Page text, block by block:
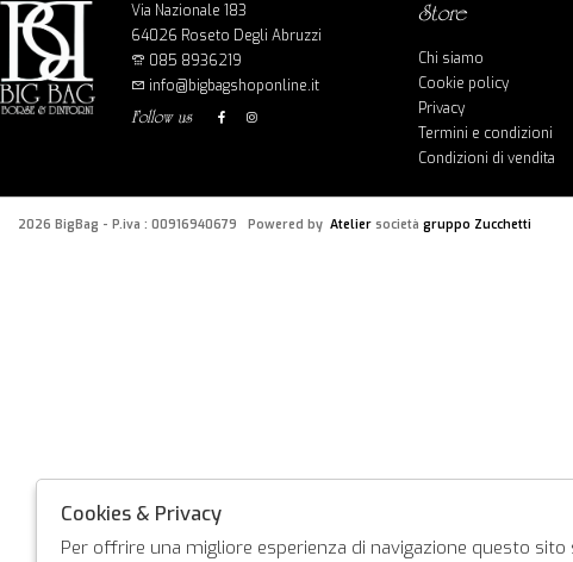
Via Nazionale 183
64026 Roseto Degli Abruzzi
085 8936219
info@bigbagshoponline.it
follow us
store
Chi siamo
Cookie policy
Privacy
Termini e condizioni
Condizioni di vendita
2026 BigBag - P.iva : 00916940679 Powered by Atelier società gruppo Zucchetti
Cookies & Privacy
Per offrire una migliore esperienza di navigazione questo